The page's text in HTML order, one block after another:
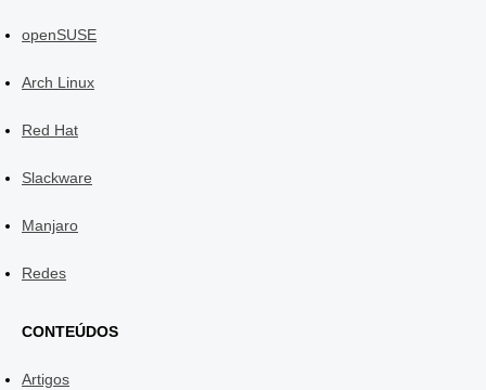
openSUSE
Arch Linux
Red Hat
Slackware
Manjaro
Redes
CONTEÚDOS
Artigos